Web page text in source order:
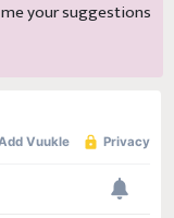
me your suggestions